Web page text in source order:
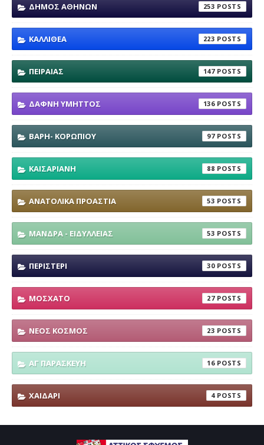
ΔΗΜΟΣ ΑΘΗΝΩΝ 253
ΚΑΛΛΙΘΕΑ 223
ΠΕΙΡΑΙΑΣ 147
ΔΑΦΝΗ ΥΜΗΤΤΟΣ 136
ΒΑΡΗ- ΚΟΡΩΠΙΟΥ 97
ΚΑΙΣΑΡΙΑΝΗ 88
ΑΝΑΤΟΛΙΚΑ ΠΡΟΑΣΤΙΑ 53
ΜΑΝΔΡΑ - ΕΙΔΥΛΛΕΙΑΣ 53
ΠΕΡΙΣΤΕΡΙ 30
ΜΟΣΧΑΤΟ 27
ΝΕΟΣ ΚΟΣΜΟΣ 23
ΑΓ ΠΑΡΑΣΚΕΥΗ 16
ΧΑΙΔΑΡΙ 4